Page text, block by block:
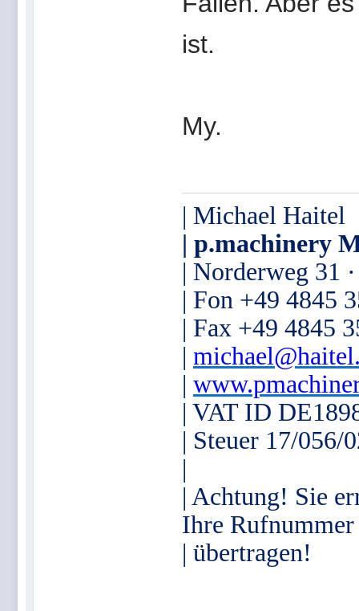
ist.
My.
| Michael Haitel
| p.machinery
| Norderweg 31
| Fon +49 4845
| Fax +49 4845
|
|
| VAT ID
| Steuer 17/056/
|
| Achtung! Sie
Ihre Rufnummer
| übertragen!